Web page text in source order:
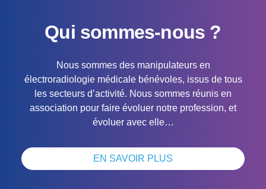
Qui sommes-nous ?
Nous sommes des manipulateurs en
électroradiologie médicale bénévoles, issus de tous
les secteurs d’activité. Nous sommes réunis en
association pour faire évoluer notre profession, et
évoluer avec elle…
EN SAVOIR PLUS